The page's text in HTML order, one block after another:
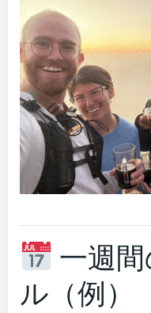
一週
ル（例）